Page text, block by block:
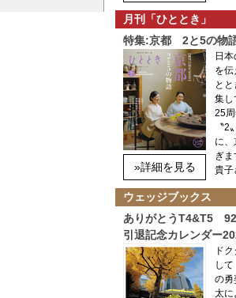
月刊「ひととき」
特集:京都 2と5の物
»詳細を見る
日
を
と
集し
25周
〝2
に
ぎ
貴
ウェッジブックス
ありがとうT4&T5
引退記念カレンダー
ド
し
の勇
太に